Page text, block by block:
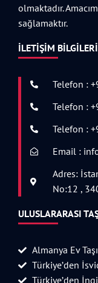
olmaktadır.
sağlamaktır.
İLETIŞIM BILGILERI
Telefon :
Telefon :
Telefon :
Email :
Adres:
No:12 ,
ULUSLARARASI
Almanya Ev
Türkiye’den
Türkiye’den